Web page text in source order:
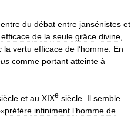
du débat entre jansénistes et
efficace de la seule grâce divine,
la vertu efficace de l’homme. En
comme portant atteinte à
et au XIXe siècle Il semble
«préfère infiniment l’homme de